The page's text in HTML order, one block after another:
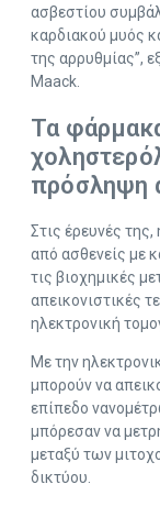
ασβεστίου
καρδιακού μυός
της αρρυθμίας”,
Maack.
Τα
πρόσληψη
Στις έρευνές
από ασθενείς με
τις βιοχημικές
απεικονιστικές
ηλεκτρονική
Με την
μπορούν να
επίπεδο
μπόρεσαν να
μεταξύ των
δικτύου.